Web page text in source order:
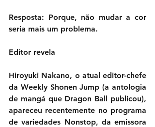
Resposta: Porque, não mudar a cor
seria mais um problema.
Editor revela
Hiroyuki Nakano, o atual editor-chefe
da Weekly Shonen Jump (a antologia
de mangá que Dragon Ball publicou),
apareceu recentemente no programa
de variedades Nonstop, da emissora